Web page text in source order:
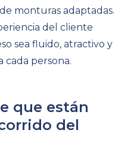
monturas adaptadas.
del cliente
sea fluido, atractivo y
persona.
que están
del